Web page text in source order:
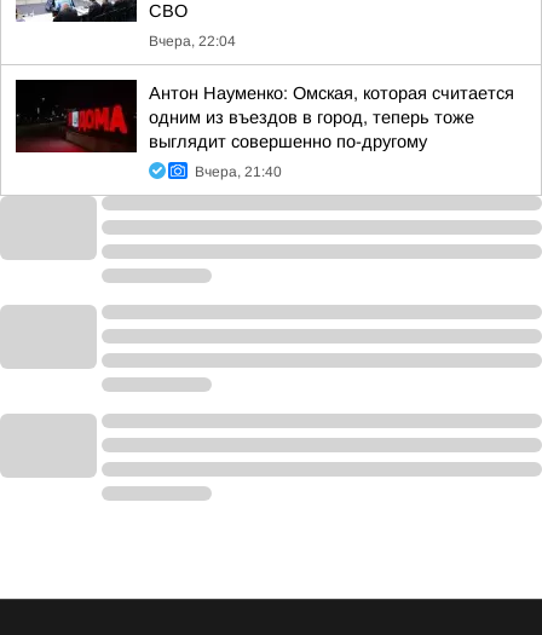
СВО
Вчера, 22:04
Антон Науменко: Омская, которая считается
одним из въездов в город, теперь тоже
выглядит совершенно по-другому
Вчера, 21:40